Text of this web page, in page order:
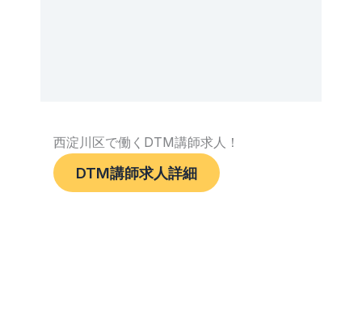
西淀川区で働くDTM講師求人！
DTM講師求人詳細